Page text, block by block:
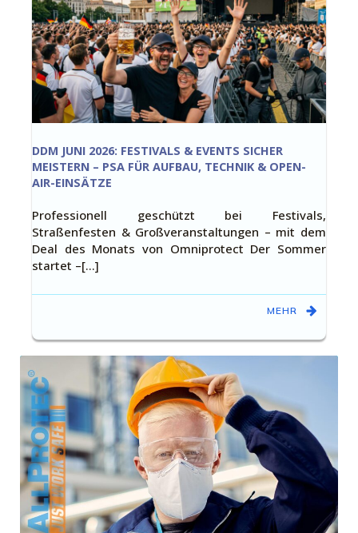
DDM JUNI 2026: FESTIVALS & EVENTS SICHER
MEISTERN – PSA FÜR AUFBAU, TECHNIK & OPEN-
AIR-EINSÄTZE
Professionell geschützt bei Festivals,
Straßenfesten & Großveranstaltungen – mit dem
Deal des Monats von Omniprotect Der Sommer
startet –[…]
MEHR